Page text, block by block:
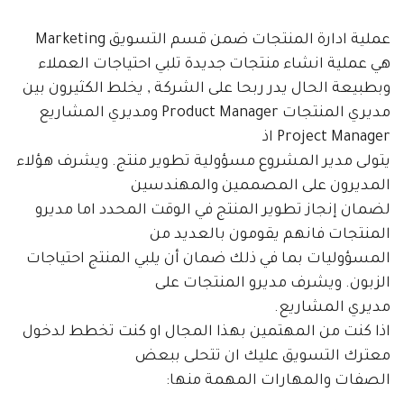
هي عملية انشاء منتجات جديدة تلبي احتياجات العملاء
وبطبيعة الحال يدر ربحا على الشركة , يخلط الكثيرون بين
مديري المنتجات Product Manager ومديري المشاريع
Project Manager اذ
يتولى مدير المشروع مسؤولية تطوير منتج. ويشرف هؤلاء
المديرون على المصممين والمهندسين
لضمان إنجاز تطوير المنتج في الوقت المحدد اما مديرو
المنتجات فانهم يقومون بالعديد من
المسؤوليات بما في ذلك ضمان أن يلبي المنتج احتياجات
الزبون. ويشرف مديرو المنتجات على
مديري المشاريع.
اذا كنت من المهتمين بهذا المجال او كنت تخطط لدخول
معترك التسويق عليك ان تتحلى ببعض
الصفات والمهارات المهمة منها: